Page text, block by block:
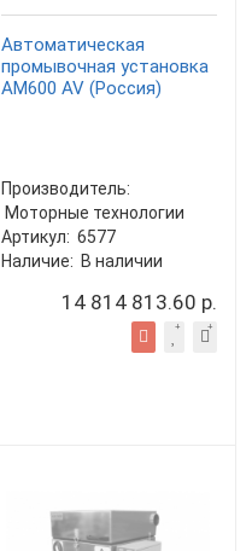
Автоматическая
промывочная установка
АМ600 AV (Россия)
Производитель:
Моторные технологии
Артикул: 6577
Наличие: В наличии
14 814 813.60 р.